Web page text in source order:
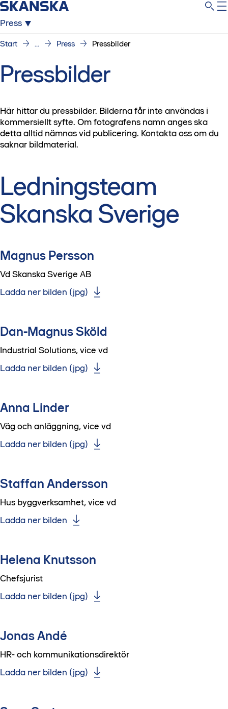
Press
Start ... Press Pressbilder
Pressbilder
Här hittar du pressbilder. Bilderna får inte användas i
kommersiellt syfte. Om fotografens namn anges ska
detta alltid nämnas vid publicering. Kontakta oss om du
saknar bildmaterial.
Ledningsteam
Skanska Sverige
Magnus Persson
Vd Skanska Sverige AB
Ladda ner bilden (jpg)
Dan-Magnus Sköld
Industrial Solutions, vice vd
Ladda ner bilden (jpg)
Anna Linder
Väg och anläggning, vice vd
Ladda ner bilden (jpg)
Staffan Andersson
Hus byggverksamhet, vice vd
Ladda ner bilden
Helena Knutsson
Chefsjurist
Ladda ner bilden (jpg)
Jonas Andé
HR- och kommunikationsdirektör
Ladda ner bilden (jpg)